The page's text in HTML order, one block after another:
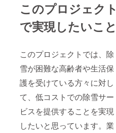
このプロジェクト
で実現したいこと
このプロジェクトでは、除
雪が困難な高齢者や生活保
護を受けている方々に対し
て、低コストでの除雪サー
ビスを提供することを実現
したいと思っています。業